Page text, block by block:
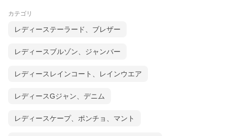
カテゴリ
レディーステーラード、ブレザー
レディースブルゾン、ジャンバー
レディースレインコート、レインウエア
レディースGジャン、デニム
レディースケープ、ポンチョ、マント